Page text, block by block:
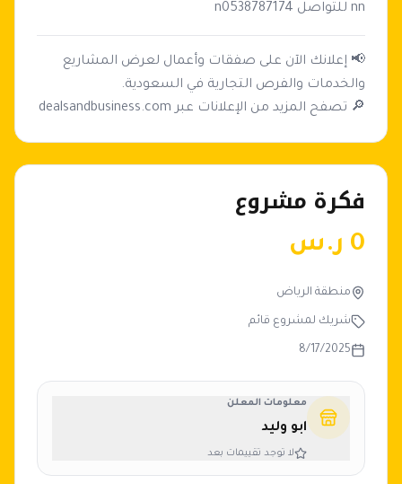
nn للتواصل n0538787174
📢 إعلانك الآن على صفقات وأعمال لعرض المشاريع
🔎 تصفح المزيد من الإعلانات عبر dealsandbusiness.com
فكرة مشروع
0 ر.س
منطقة الرياض
شريك لمشروع قائم
8/17/2025
معلومات المعلن
ابو وليد
لا توجد تقييمات بعد